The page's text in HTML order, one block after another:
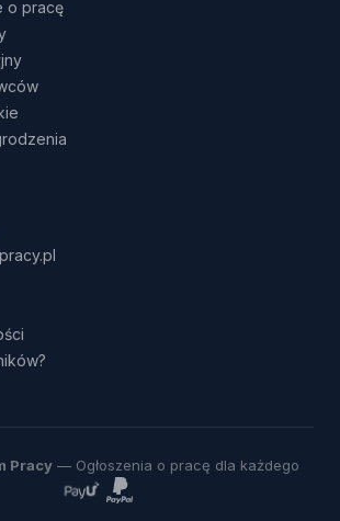
o pracę
Pracy— Ogłoszenia o pracę dla każdego